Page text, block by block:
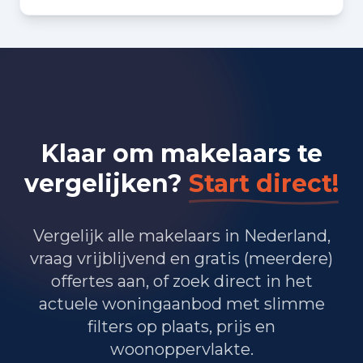
Zakelijke dienstverlening 1.640
Landbouw, bosbouw en visserij
Vervoer, informatie en communicatie 540
Financiele diensten en onroerendgoed 380
Cultuur, recreatie en overige diensten
Klaar om makelaars te
vergelijken? Start direct!
Vergelijk alle makelaars in Nederland,
vraag vrijblijvend en gratis (meerdere)
offertes aan, of zoek direct in het
actuele woningaanbod met slimme
filters op plaats, prijs en
woonoppervlakte.